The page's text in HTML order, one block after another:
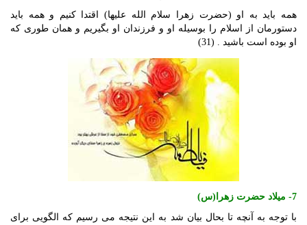
همه بايد به او (حضرت زهرا سلام الله عليها) اقتدا كنيم و همه بايد
دستورمان از اسلام را بوسيله او و فرزندان او بگيريم و همان طورى كه
او بوده است ‏باشيد . (31)
7- ميلاد حضرت زهرا(س)
با توجه به آنچه تا بحال بيان شد به اين نتيجه مى ‏رسيم كه الگويى براى